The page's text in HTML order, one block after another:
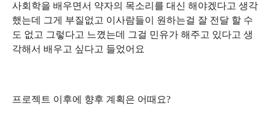
사회학을 배우면서 약자의 목소리를 대신 해야겠다고 생각
했는데 그게 부질없고 이사람들이 원하는걸 잘 전달 할 수
도 없고 그렇다고 느꼈는데 그걸 민유가 해주고 있다고 생
각해서 배우고 싶다고 들었어요
프로젝트 이후에 향후 계획은 어때요?